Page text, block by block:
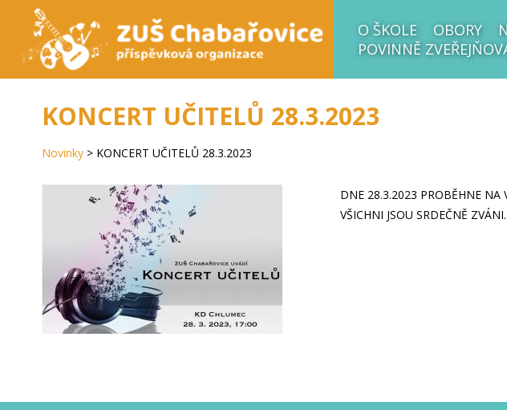
O ŠKOLE OBORY
POVINNĚ
KONCERT UČITELŮ 28.3.2023
Novinky > KONCERT UČITELŮ 28.3.2023
DNE 28.3.2023 PROBĚHNE NA
VŠICHNI JSOU SRDEČNĚ ZVÁNI.